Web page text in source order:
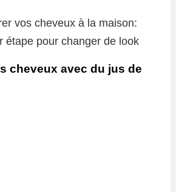
vos cheveux à la maison:
étape pour changer de look
cheveux avec du jus de